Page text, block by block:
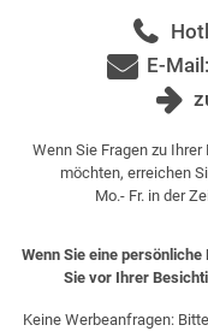
E-Mail:
Wenn Sie Fragen zu
möchten, erreichen
Mo.- Fr. in der
Wenn Sie eine
Sie vor Ihrer
Keine Werbeanfragen: